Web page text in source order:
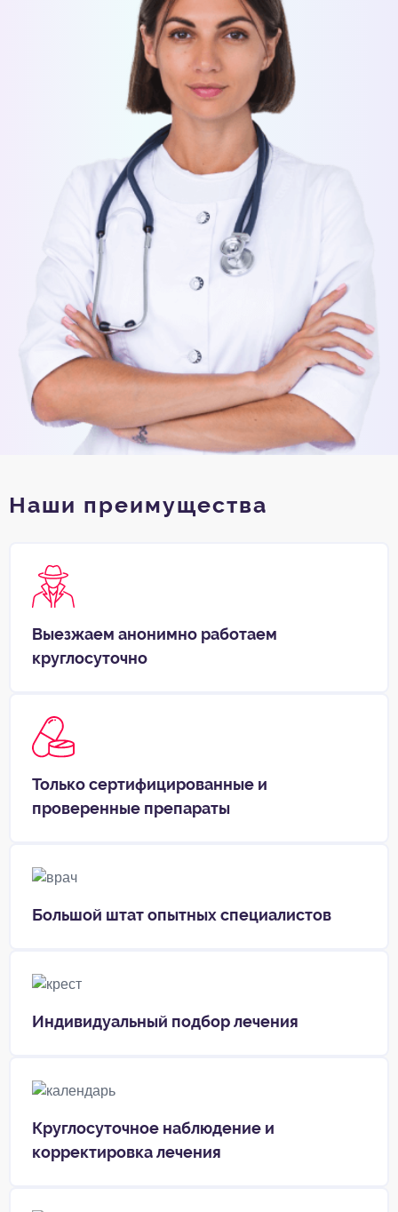
Наши преимущества
Выезжаем анонимно работаем
круглосуточно
Только сертифицированные и
проверенные препараты
Большой штат опытных специалистов
Индивидуальный подбор лечения
Круглосуточное наблюдение и
корректировка лечения